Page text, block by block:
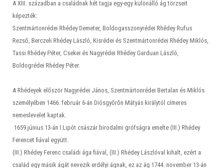
A XIII. században a családnak hét tagja egy-egy különálló ág törzseit
képezték:
Szentmártonrédei Rhédey Demeter, Boldogasszonyrédei Rhédey Rufus
Rezső, Berczeli Rhédey László, Kisrédei és Szentmártonrédei Rhédey Miklós,
Tassi Rhédey Péter, Csekei és Nagyrédei Rhédey Garduan László,
Boldogrédei Rhédey Péter.
A Rhédeyek először Nagyrédei János, Szentmártonrédei Bertalan és Miklós
személyében 1466. február 6-án Diósgyőrőn Mátyás királytól címeres
nemeslevelet kaptak.
1659.június 13-án I.Lipót császár birodalmi grófságra emelte (III.) Rhédey
Ferencet fiával együtt.
(III.) Rhédey Ferenc családi ága fiával, (III.) Rhédey Lászlóval kihalt, ezért a
család egy másik ágát nevezik erdélyi ágnak, ez az ág 1744. november 13-án